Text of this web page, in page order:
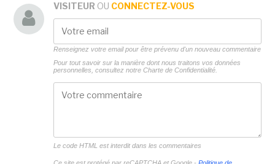
VISITEUR OU CONNECTEZ-VOUS
Renseignez votre email pour être prévenu d'un nouveau commentaire
Pour tout savoir sur la manière dont nous traitons vos données
personnelles, consultez notre Charte de Confidentialité.
Le code HTML est interdit dans les commentaires